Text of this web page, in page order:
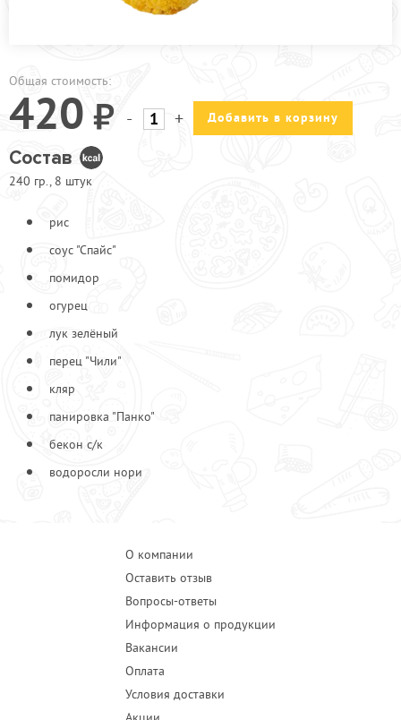
Общая стоимость:
420 - + Добавить в корзину
Состав
240 гр., 8 штук
рис
соус "Спайс"
помидор
огурец
лук зелёный
перец "Чили"
кляр
панировка "Панко"
бекон с/к
водоросли нори
О компании
Оставить отзыв
Вопросы-ответы
Информация о продукции
Вакансии
Оплата
Условия доставки